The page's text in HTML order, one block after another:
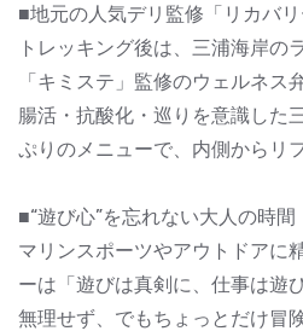
■地元の人気デリ監修「リカバリ
トレッキング後は、三浦海岸の
「キミステ」監修のウェルネス
腸活・抗酸化・巡りを意識した
ぷりのメニューで、内側からリ
■“遊び心”を忘れない大人の時間
マリンスポーツやアウトドアに
ーは「遊びは真剣に、仕事は遊
無理せず、でもちょっとだけ冒